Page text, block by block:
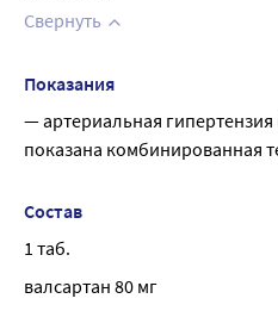
Свернуть
Показания
— артериальная
показана комбинированная
Состав
1 таб.
валсартан 80 мг